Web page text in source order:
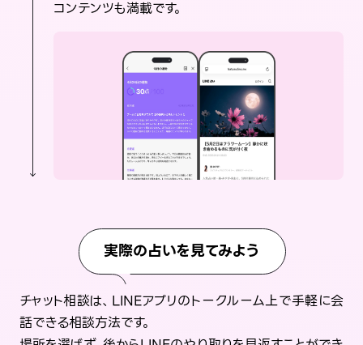
コンテンツも満載です。
実際の占いを見てみよう
チャット相談は、LINEアプリのトークルーム上で手軽に会
話できる相談方法です。